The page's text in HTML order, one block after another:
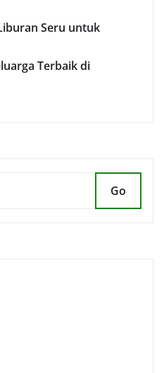
Seru untuk
Terbaik di
Go